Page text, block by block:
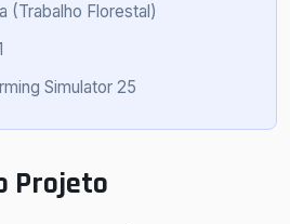
(Trabalho Florestal)
Simulator 25
Projeto